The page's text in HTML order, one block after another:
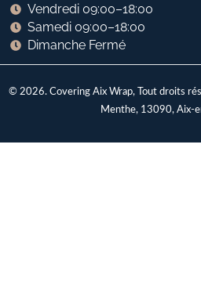
Vendredi 09:00–18:00
Samedi 09:00–18:00
Dimanche Fermé
© 2026. Covering Aix Wrap, Tout droits
Menthe, 13090, Aix-